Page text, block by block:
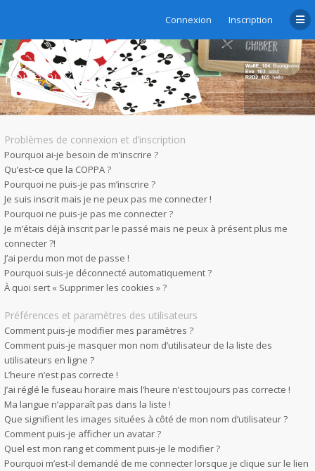
Connexion Inscription
Foire aux questions
Problèmes de connexion et d’inscription
Pourquoi ai-je besoin de m’inscrire ?
Qu’est-ce que la COPPA ?
Pourquoi ne puis-je pas m’inscrire ?
Je suis inscrit mais je ne peux pas me connecter !
Pourquoi ne puis-je pas me connecter ?
Je m’étais déjà inscrit par le passé mais ne peux à présent plus me
connecter ?!
J’ai perdu mon mot de passe !
Pourquoi suis-je déconnecté automatiquement ?
À quoi sert « Supprimer les cookies » ?
Préférences et paramètres des utilisateurs
Comment puis-je modifier mes paramètres ?
Comment puis-je masquer mon nom d’utilisateur de la liste des
utilisateurs en ligne ?
L’heure n’est pas correcte !
J’ai réglé le fuseau horaire mais l’heure n’est toujours pas correcte !
Ma langue n’apparaît pas dans la liste !
Que signifient les images situées à côté de mon nom d’utilisateur ?
Comment puis-je afficher un avatar ?
Quel est mon rang et comment puis-je le modifier ?
Pourquoi m’est-il demandé de me connecter lorsque je clique sur le lien